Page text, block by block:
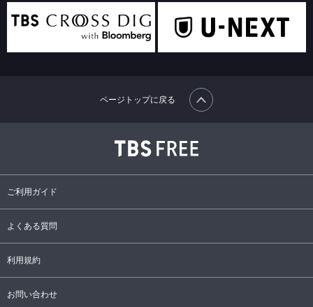
ご利用ガイド
よくある質問
利用規約
お問い合わせ
ページトップに戻る